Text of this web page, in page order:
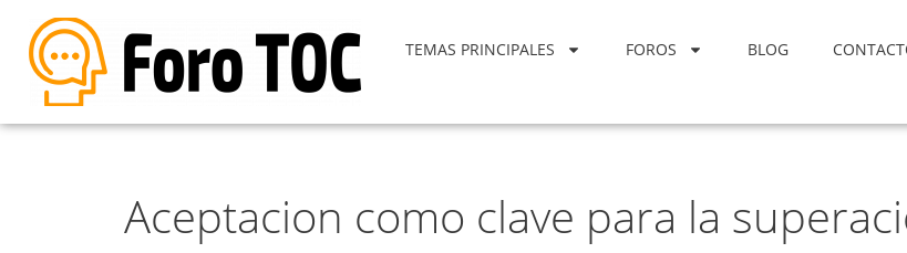
TEMAS PRINCIPALES FOROS BLOG
Aceptacion como clave para la